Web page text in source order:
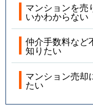
マンションを売
いかわからない
仲介手数料など
知りたい
マンション売却
たい